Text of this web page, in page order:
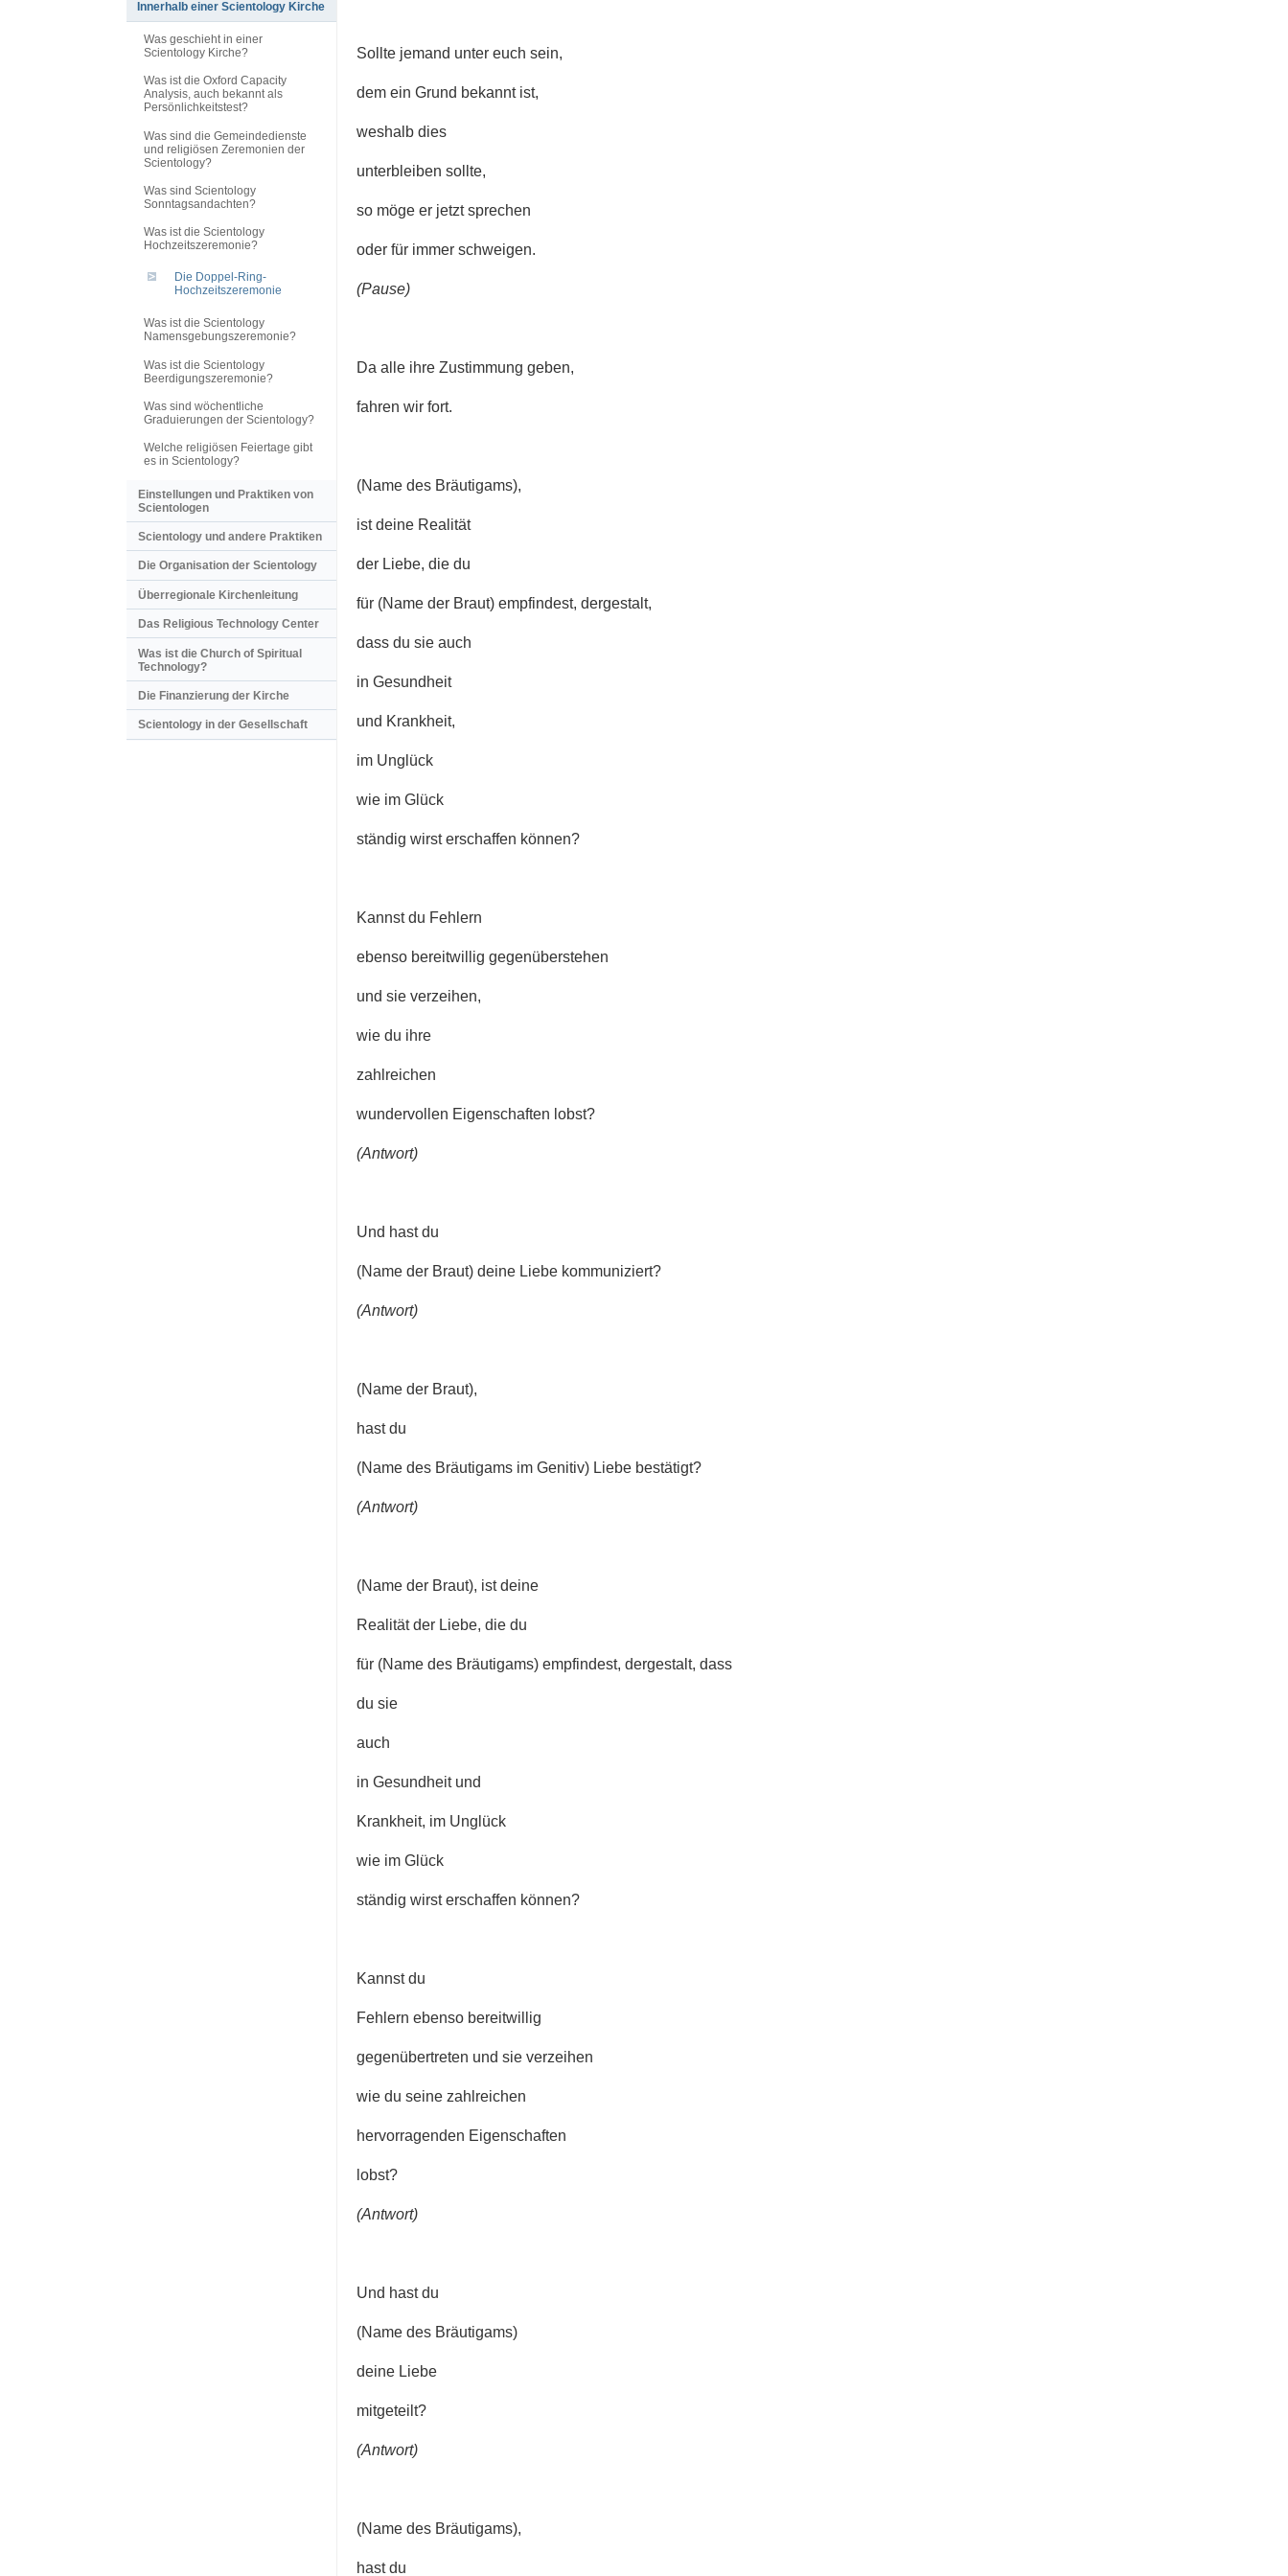
Sollte jemand unter euch sein,
dem ein Grund bekannt ist,
weshalb dies
unterbleiben sollte,
so möge er jetzt sprechen
oder für immer schweigen.
(Pause)
Da alle ihre Zustimmung geben,
fahren wir fort.
(Name des Bräutigams),
ist deine Realität
der Liebe, die du
für (Name der Braut) empfindest, dergestalt,
dass du sie auch
in Gesundheit
und Krankheit,
im Unglück
wie im Glück
ständig wirst erschaffen können?
Kannst du Fehlern
ebenso bereitwillig gegenüberstehen
und sie verzeihen,
wie du ihre
zahlreichen
wundervollen Eigenschaften lobst?
(Antwort)
Und hast du
(Name der Braut) deine Liebe kommuniziert?
(Antwort)
(Name der Braut),
hast du
(Name des Bräutigams im Genitiv) Liebe bestätigt?
(Antwort)
(Name der Braut), ist deine
Realität der Liebe, die du
für (Name des Bräutigams) empfindest, dergestalt, dass
du sie
auch
in Gesundheit und
Krankheit, im Unglück
wie im Glück
ständig wirst erschaffen können?
Kannst du
Fehlern ebenso bereitwillig
gegenübertreten und sie verzeihen
wie du seine zahlreichen
hervorragenden Eigenschaften
lobst?
(Antwort)
Und hast du
(Name des Bräutigams)
deine Liebe
mitgeteilt?
(Antwort)
(Name des Bräutigams),
hast du
Innerhalb einer Scientology Kirche
Was geschieht in einer
Scientology Kirche?
Was ist die Oxford Capacity
Analysis, auch bekannt als
Persönlichkeitstest?
Was sind die Gemeindedienste
und religiösen Zeremonien der
Scientology?
Was sind Scientology
Sonntagsandachten?
Was ist die Scientology
Hochzeitszeremonie?
Die Doppel-Ring-
Hochzeitszeremonie
Was ist die Scientology
Namensgebungszeremonie?
Was ist die Scientology
Beerdigungszeremonie?
Was sind wöchentliche
Graduierungen der Scientology?
Welche religiösen Feiertage gibt
es in Scientology?
Einstellungen und Praktiken von
Scientologen
Scientology und andere Praktiken
Die Organisation der Scientology
Überregionale Kirchenleitung
Das Religious Technology Center
Was ist die Church of Spiritual
Technology?
Die Finanzierung der Kirche
Scientology in der Gesellschaft